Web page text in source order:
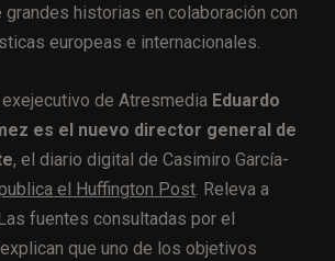
historias en colaboración con
europeas e internacionales.
de Atresmedia Eduardo
es el nuevo director general de
, el diario digital de Casimiro García-
el Huffington Post. Releva a
fuentes consultadas por el
que uno de los objetivos